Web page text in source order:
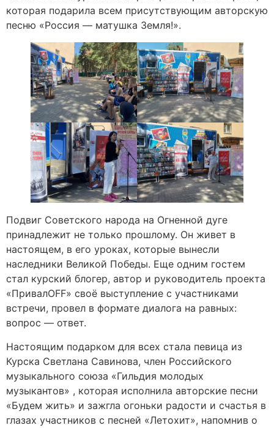
которая подарила всем присутствующим авторскую
песню «Россия — матушка Земля!».
Подвиг Советского народа на Огненной дуге
принадлежит не только прошлому. Он живет в
настоящем, в его уроках, которые вынесли
наследники Великой Победы. Еще одним гостем
стал курский блогер, автор и руководитель проекта
«ПривалOFF» своё выступление с участниками
встречи, провел в формате диалога на равных:
вопрос — ответ.
Настоящим подарком для всех стала певица из
Курска Светлана Савинова, член Российского
музыкального союза «Гильдия молодых
музыкантов» , которая исполнила авторские песни
«Будем жить» и зажгла огоньки радости и счастья в
глазах участников с песней «Летохит», напомнив о